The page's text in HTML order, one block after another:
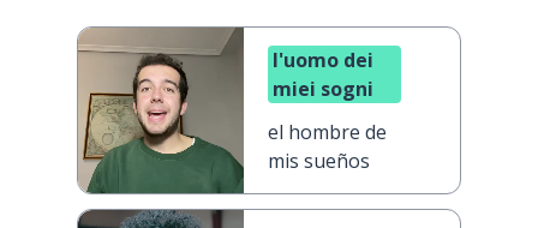
l'uomo dei
miei sogni
el hombre de
mis sueños